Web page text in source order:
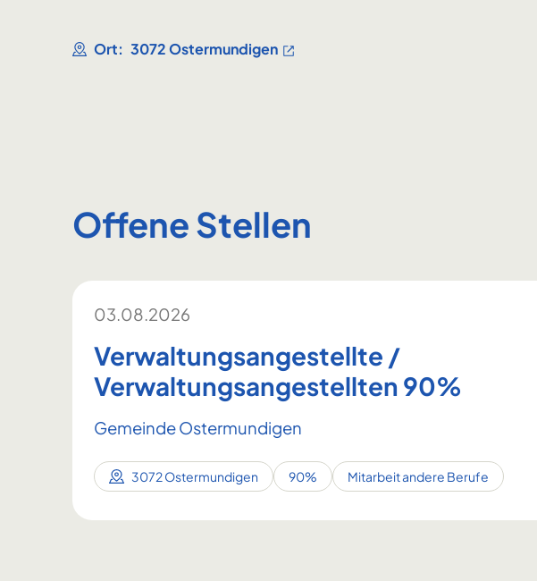
Ort: 3072 Ostermundigen
Offene Stellen
03.08.2026
Verwaltungsangestellte /
Verwaltungsangestellten 90%
Gemeinde Ostermundigen
3072 Ostermundigen 90% Mitarbeit andere Berufe